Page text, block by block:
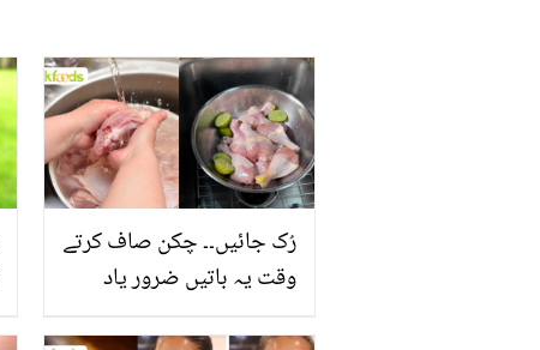
رُک جائیں۔۔ چکن صاف کرتے
وقت یہ باتیں ضرور یاد